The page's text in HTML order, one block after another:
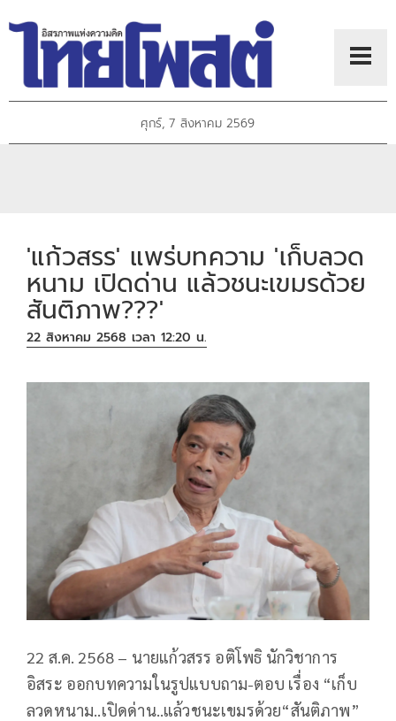
ศุกร์, 7 สิงหาคม 2569
'แก้วสรร' แพร่บทความ 'เก็บลวด
หนาม เปิดด่าน แล้วชนะเขมรด้วย
สันติภาพ???'
22 สิงหาคม 2568 เวลา 12:20 น.
22 ส.ค. 2568 – นายแก้วสรร อติโพธิ นักวิชาการ
อิสระ ออกบทความในรูปแบบถาม-ตอบ เรื่อง “เก็บ
ลวดหนาม..เปิดด่าน..แล้วชนะเขมรด้วย“สันติภาพ”